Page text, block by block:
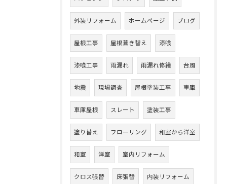
外装リフォーム ホームページ ブログ
屋根工事 屋根葺き替え 漆喰
漆喰工事 雨漏れ 雨漏れ修繕 台風
地震 現場調査 屋根塗装工事 車庫
車庫屋根 スレート 塗装工事
塗り替え フローリング 和室から洋室
和室 洋室 室内リフォーム
クロス張替 床張替 内装リフォーム